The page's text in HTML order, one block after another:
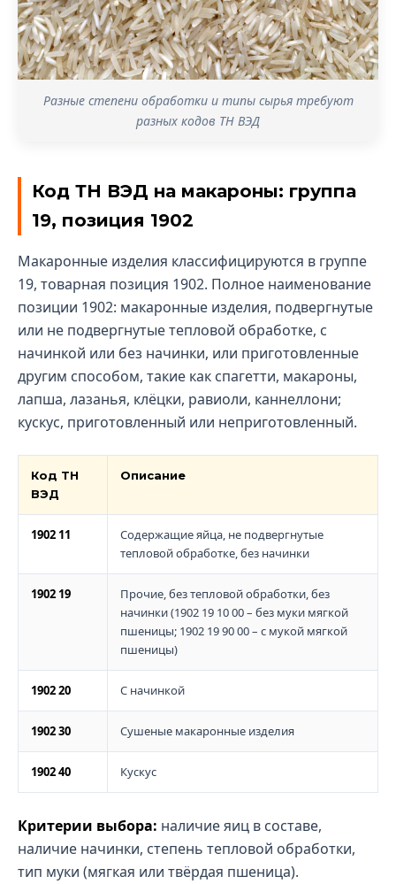
Разные степени обработки и типы сырья требуют
разных кодов ТН ВЭД
Код ТН ВЭД на макароны: группа
19, позиция 1902
Макаронные изделия классифицируются в группе
19, товарная позиция 1902. Полное наименование
позиции 1902: макаронные изделия, подвергнутые
или не подвергнутые тепловой обработке, с
начинкой или без начинки, или приготовленные
другим способом, такие как спагетти, макароны,
лапша, лазанья, клёцки, равиоли, каннеллони;
кускус, приготовленный или неприготовленный.
Код ТН
ВЭД
Описание
1902 11
Содержащие яйца, не подвергнутые
тепловой обработке, без начинки
1902 19
Прочие, без тепловой обработки, без
начинки (1902 19 10 00 – без муки мягкой
пшеницы; 1902 19 90 00 – с мукой мягкой
пшеницы)
1902 20 С начинкой
1902 30 Сушеные макаронные изделия
1902 40 Кускус
Критерии выбора: наличие яиц в составе,
наличие начинки, степень тепловой обработки,
тип муки (мягкая или твёрдая пшеница).